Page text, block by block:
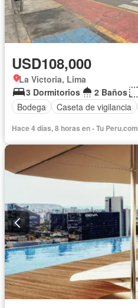
USD108,000
La Victoria, Lima
3 Dormitorios
2 Baños
Bodega
Caseta de vigilancia
Hace 4 días, 8 horas en - Tu Peru.com